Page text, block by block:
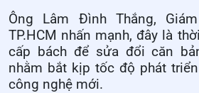
Ông Lâm Đình Thắng,
TP.HCM nhấn mạnh, đây là
cấp bách để sửa đổi căn
nhằm bắt kịp tốc độ phát
công nghệ mới.